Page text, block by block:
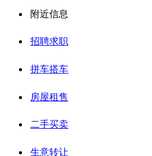
附近信息
招聘求职
拼车搭车
房屋租售
二手买卖
生意转让